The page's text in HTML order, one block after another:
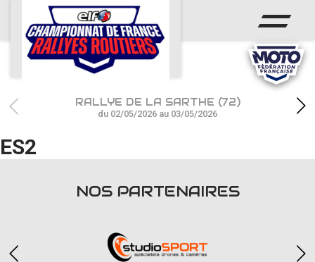
ACCUEIL
ACTUS
CALENDRIER
CHAMPIONNAT
RÉSULTATS
RALLYE DE LA SARTHE (72)
du 02/05/2026 au 03/05/2026
ES2
NOS PARTENAIRES